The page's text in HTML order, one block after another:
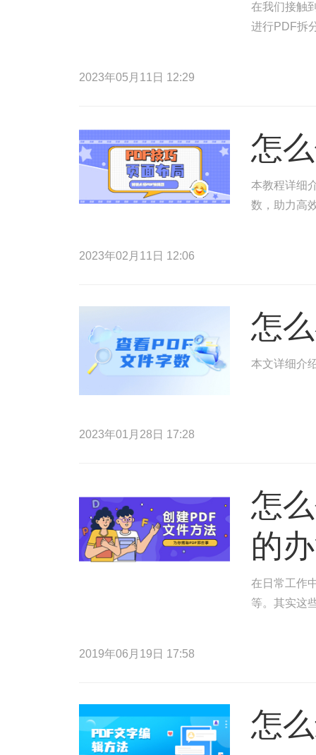
在我们接触
进行PDF拆
2023年05月11日 12:29
怎
本教程详细
数，助力高
2023年02月11日 12:06
怎
本文详细介
2023年01月28日 17:28
怎
的
在日常工作
等。其实这
2019年06月19日 17:58
怎